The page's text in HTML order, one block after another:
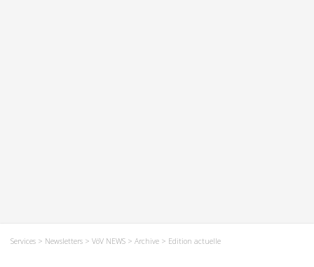
Services > Newsletters > VöV NEWS > Archive > Edition actuelle